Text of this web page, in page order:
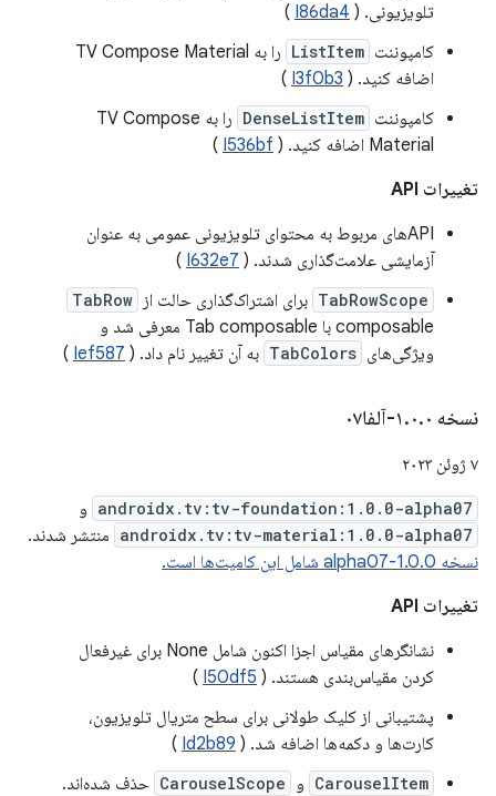
تلویزیونی. ( I86da4
)
کامپوننت ListItem
را به TV Compose Material
اضافه کنید. ( I3f0b3
)
کامپوننت DenseListItem
را به TV Compose
Material اضافه کنید. (
I536bf
)
تغییرات API
APIهای مربوط به محتوای تلویزیونی عمومی به عنوان
آزمایشی علامت‌گذاری شدند. ( I632e7
)
TabRowScope برای اشتراک‌گذاری حالت از TabRow
composable با Tab composable معرفی شد و
ویژگی‌های TabColors به ​​آن تغییر نام داد. ( Ief587
)
نسخه ۱ .۰.۰-آلفا۰۷
۷ ژوئن ۲۰۲۳
androidx.tv:tv-foundation:1.0.0-alpha07 و
androidx.tv:tv-material:1.0.0-alpha07 منتشر شدند.
نسخه 1.0.0-alpha07 شامل این کامیت‌ها است.
تغییرات API
نشانگرهای مقیاس اجزا اکنون شامل None برای غیرفعال
کردن مقیاس‌بندی هستند. ( I50df5
)
پشتیبانی از کلیک طولانی برای سطح متریال تلویزیون،
کارت‌ها و دکمه‌ها اضافه شد. ( Id2b89
)
CarouselItem و CarouselScope حذف شده‌اند.